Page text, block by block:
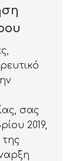
σας
2019,
της